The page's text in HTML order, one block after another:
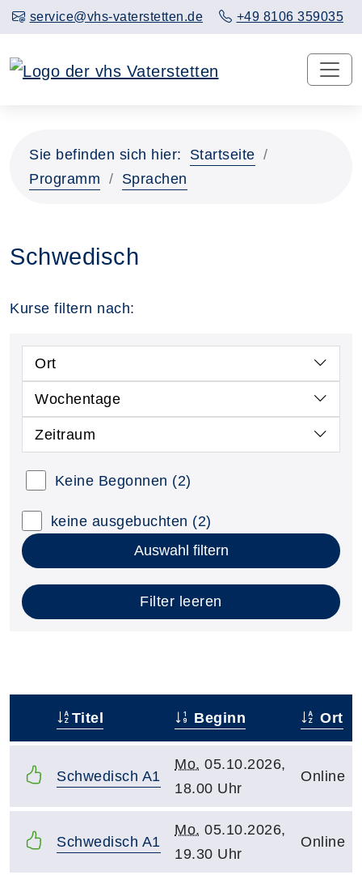
service@vhs-vaterstetten.de +49 8106 359035
Sie befinden sich hier:
Startseite
Programm
Sprachen
Schwedisch
Kurse filtern nach:
Ort
Wochentage
Zeitraum
Keine Begonnen (2)
keine ausgebuchten (2)
Auswahl filtern
Filter leeren
Titel Beginn Ort
Schwedisch A1
Mo. 05.10.2026,
18.00 Uhr
Online
Schwedisch A1
Mo. 05.10.2026,
19.30 Uhr
Online